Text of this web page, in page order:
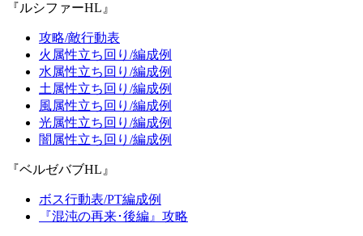
『ルシファーHL』
攻略/敵行動表
火属性立ち回り/編成例
水属性立ち回り/編成例
土属性立ち回り/編成例
風属性立ち回り/編成例
光属性立ち回り/編成例
闇属性立ち回り/編成例
『ベルゼバブHL』
ボス行動表/PT編成例
『混沌の再来･後編』攻略